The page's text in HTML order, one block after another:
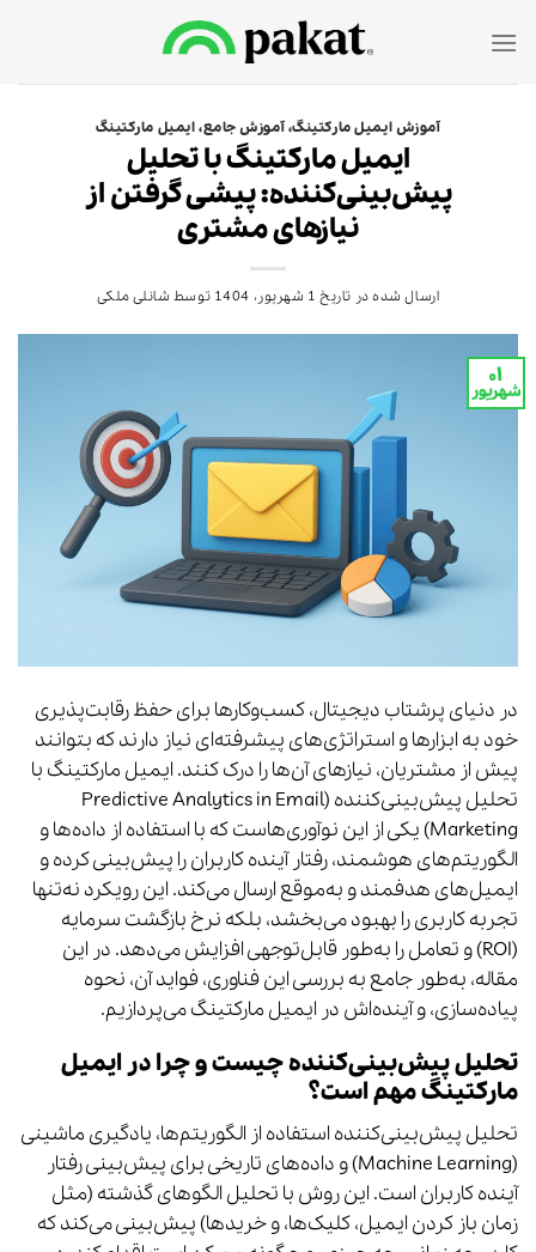
آموزش ایمیل مارکتینگ،آموزش جامع،ایمیل مارکتینگ
ایمیل مارکتینگ با تحلیل
پیش‌بینی‌کننده: پیشی گرفتن از
نیازهای مشتری
ارسال شده در تاریخ 1 شهریور، 1404 توسط شانلی ملکی
۰۱
شهریور
در دنیای پرشتاب دیجیتال، کسب‌وکارها برای حفظ رقابت‌پذیری
خود به ابزارها و استراتژی‌های پیشرفته‌ای نیاز دارند که بتوانند
پیش از مشتریان، نیازهای آن‌ها را درک کنند. ایمیل مارکتینگ با
تحلیل پیش‌بینی‌کننده (Predictive Analytics in Email
Marketing) یکی از این نوآوری‌هاست که با استفاده از داده‌ها و
الگوریتم‌های هوشمند، رفتار آینده کاربران را پیش‌بینی کرده و
ایمیل‌های هدفمند و به‌موقع ارسال می‌کند. این رویکرد نه‌تنها
تجربه کاربری را بهبود می‌بخشد، بلکه نرخ بازگشت سرمایه
(ROI) و تعامل را به‌طور قابل‌توجهی افزایش می‌دهد. در این
مقاله، به‌طور جامع به بررسی این فناوری، فواید آن، نحوه
پیاده‌سازی، و آینده‌اش در ایمیل مارکتینگ می‌پردازیم.
تحلیل پیش‌بینی‌کننده چیست و چرا در ایمیل
مارکتینگ مهم است؟
تحلیل پیش‌بینی‌کننده استفاده از الگوریتم‌ها، یادگیری ماشینی
(Machine Learning) و داده‌های تاریخی برای پیش‌بینی رفتار
آینده کاربران است. این روش با تحلیل الگوهای گذشته (مثل
زمان باز کردن ایمیل، کلیک‌ها، و خریدها) پیش‌بینی می‌کند که